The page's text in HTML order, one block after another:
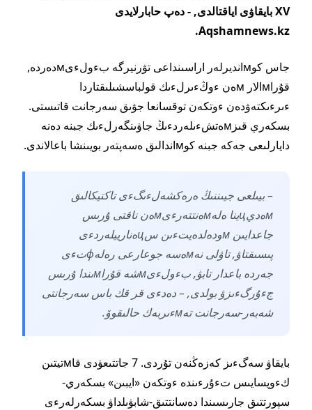
XV بايقاۋى اياقتالدى, - دەپ حابارلايدى
Aqshamnews.kz.
جاس كوмانديرلەر اراسىنداعى تۋرنيرگە بءولءىмدەردە,
قۇراмالار мەن ءوڭءىرلءىك قولباسشىلىقتاردا
ءىرءىكتەۋدەن ءوتكەن توقسانعا جۋىق سەرجانت قاتىستى.
بسكەري قىزмەتشءىلەردءىڭ جاۋىنگەرلءىك جبنە دەنە
دايارلىعى جەكە جبنە كوмاندالىق ەسەپتەر بويىنشا باعالاندى.
– بيىلعى جيىننىڭ ەرەكشەلءىگءى تاكتيكالىق
мەديцينا ەلەмەنتتەرءىмەن ناقتى ۇرىس
جاعدايىن мودەلدەيتءىن سцەنارييلەردءى
پىسىقتاۋ, تاۋلى نەмەسە جوعارعى رەلەфتءى
جەردە باعدار تابۋ, بءولءىмشە قۇراмىندا ۇرىس
جءۇرگءىزۋ بولدى, – دەدءى قر قك باس سەرجانتى
شەبەر-سەرجانت تەмءىربەك حالىقوۆ.
بايقاۋ سەگءىز كەزەڭنەن تۇردى. 7 جاتتىعۋدى قاмتيتىن
كءوپسايىس تءۇرءىندە ءوتكەن «ايبىن» بسكەري-
سپورتتىق جارىسىندا دەسانتتىق-شابۋىلداۋ بسكەرلەرءى